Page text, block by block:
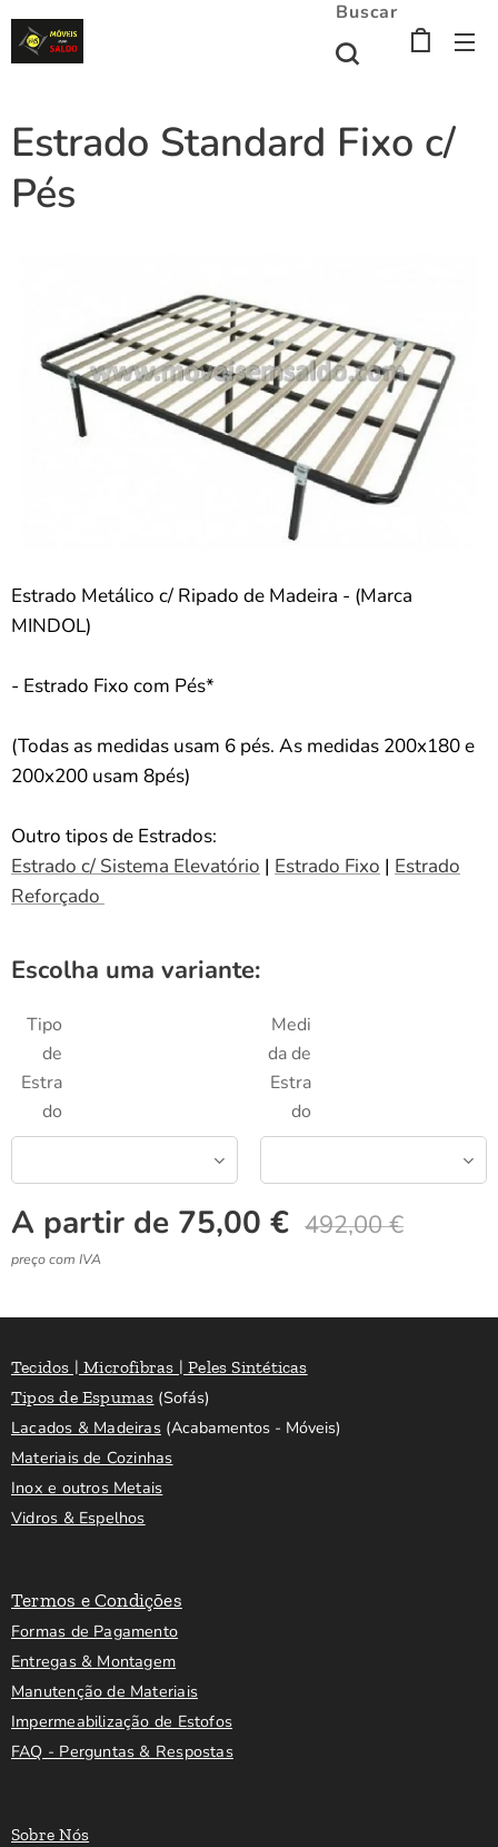
Buscar
Estrado Standard Fixo c/
Pés
Estrado Metálico c/ Ripado de Madeira - (Marca
MINDOL)
- Estrado Fixo com Pés*
(Todas as medidas usam 6 pés. As medidas 200x180 e
200x200 usam 8pés)
Outro tipos de Estrados:
Estrado c/ Sistema Elevatório | Estrado Fixo | Estrado
Reforçado
Escolha uma variante:
Tipo
de
Estra
do
Medi
da de
Estra
do
A partir de 75,00 € 492,00€
preço com IVA
Tecidos | Microfibras | Peles Sintéticas
Tipos de Espumas (Sofás)
Lacados & Madeiras(Acabamentos - Móveis)
Materiais de Cozinhas
Inox e outros Metais
Vidros & Espelhos
Termos e Condições
Formas de Pagamento
Entregas & Montagem
Manutenção de Materiais
Impermeabilização de Estofos
FAQ - Perguntas & Respostas
Sobre Nós